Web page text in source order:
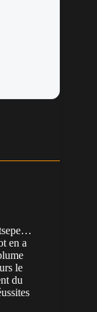
en a
le
du